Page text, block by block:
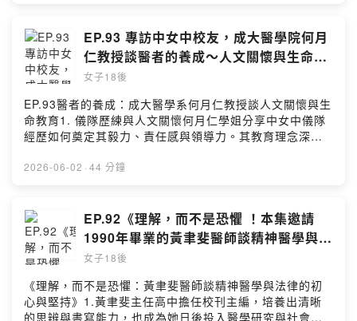
彩。5. 隨緣自在的人生座右銘學姐分享其人生觀為「快樂
生活，樂在工作、隨緣自在，不要太強求」。她鼓勵學妹
們孝順父母、友愛手足並充實度日，並送給大家一段充滿
智慧的座右銘：「18歲有自我期待，60歲逍遙自在」。正
過呼吸覺察、身體掃描放鬆緊繃。並透過三個反思問題
（是責任還是期待？能否影響還是試圖控制？未如預期是
否代表失敗？），不評價地標記情緒，以清晰心態回歸工
https://open.firstory.me/user/ckuccl4c81sli0827jl16cz
作的自由時光。3. 主編天賦與歷史系志願從小展現寫作天
賦的林學姐，曾獲全省小說比賽第三名並擔任《中女青
年》主編。受高中歷史老師生動教學的啟發，她毫不猶豫
以台師大歷史系為第一志願，立志讓歷史課變得引人入
勝。4. 執教生涯與兩地團圓畢業後學姐任教於台北公立高
中，熱衷於關懷學生。後來先生受邀至台南開闢精神科門
診，面臨分居的她，機緣巧合下受台南高商校長邀請南下
任教台灣史，促成全家在台南團圓，傳為佳話。5. 投身公
益翻轉弱勢命運受到兒時社會貧困的觀察與師長教誨，學
踐「己欲利而利人，己欲達而達人」的理念。6. 感恩母校
與正念歷史視角學姐感恩中女中為「實現夢想的搖籃」，
並鼓勵學子有毅力地堅持夢想。節目尾聲由劉于新帶領正
念減壓，引導聽眾從百年歷史視角重新審視當前壓力，放
想法：
https://open.firstory.me/user/ckuccl4c81sli0827jl16cz
EP.93 專訪中女中校友，成大醫學院何月
仁教授談醫者的養成～人文關懷與生命教
育
女子18後
EP.93醫者的養成：成大醫學系何月仁教授談人文關懷與生
命教育1. 儀隊歷練與人文關懷何月仁學姐分享中女中儀隊
經歷如何奠定其毅力、責任感與領導力。其教育理念深受
人文素養與對生命的尊重，而非冷冰冰的醫學知識。2. 培
是致力於培養醫師須具備之終身學習、批判性思考與解決
問題的能力，這才是真正對生命負責的醫者態度。3. 醫學
背後的思維與熱忱醫學專業充滿不確定性。學姐強調，醫
師不能僅依賴檢驗數據，而需透過持續提問、臨床推理與
反覆查證，逐步找出病患真正的核心問題；同時，也必須
懷抱願意為病患多付出一份心力與熱忱的人文關懷。4. 陪
伴學生跨越挫折現代醫學生多才多藝，卻普遍面臨巨大的
2026-06-02 · 44 分鐘
EP.92《理解，而不是恐懼 ！本集邀請
1990年畢業的黃聿斐醫師談精神醫學與法
律的初心與堅持》
女子18後
《理解，而不是恐懼：黃聿斐醫師談精神醫學與法律的初
心與堅持》1.黃聿斐主任高中擔任校刊主編，培養出清晰
的思辨與書寫能力，也成為她日後投入醫學研究與社會倡